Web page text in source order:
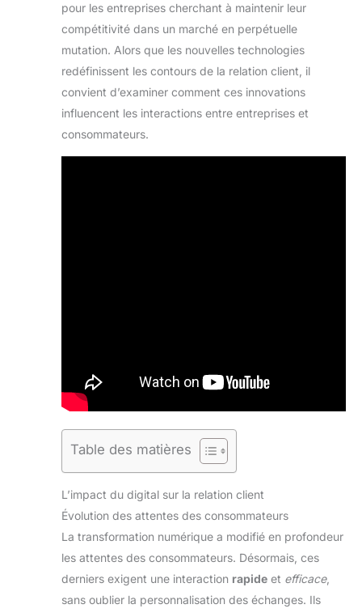
pour les entreprises cherchant à maintenir leur
compétitivité dans un marché en perpétuelle
mutation. Alors que les nouvelles technologies
redéfinissent les contours de la relation client, il
convient d’examiner comment ces innovations
influencent les interactions entre entreprises et
consommateurs.
Table des matières
L’impact du digital sur la relation client
Évolution des attentes des consommateurs
La transformation numérique a modifié en profondeur
les attentes des consommateurs. Désormais, ces
derniers exigent une interaction rapide et efficace,
sans oublier la personnalisation des échanges. Ils